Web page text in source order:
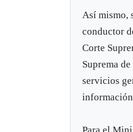
Así mismo,
conductor
Corte
Suprema
servicios
Para el